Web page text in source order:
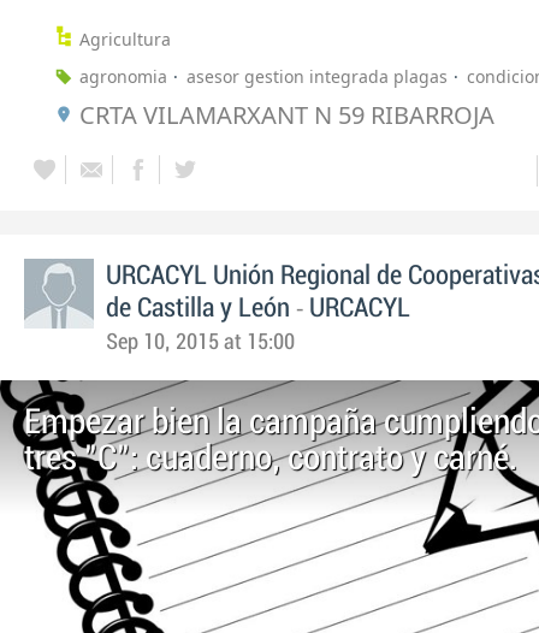
Agricultura
agronomia
asesor gestion integrada plagas
CRTA VILAMARXANT N 59 RIBARROJA
URCACYL Unión Regional de
de Castilla y León - URCACYL
Sep 10, 2015 at 15:00
Empezar bien la campaña
tres "C": cuaderno, contrato y carné.